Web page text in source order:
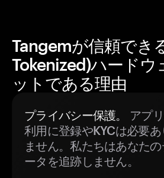
Tangemが信頼でき
Tokenized)ハードウ
ットである理由
プライバシー保護。
アプ
利用に登録やKYCは必要あ
ません。私たちはあなた
ータを追跡しません。